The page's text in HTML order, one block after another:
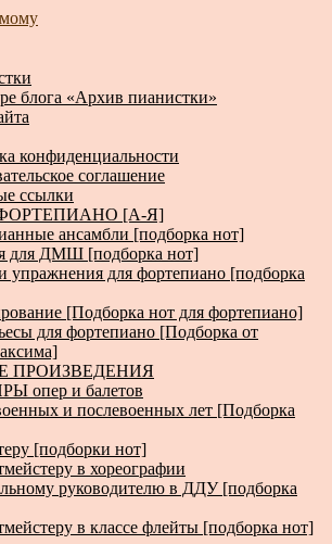
книги, музыка, статьи…
блога «Архив пианистки»
конфиденциальности
соглашение
ссылки
[А-Я]
ансамбли [подборка нот]
для ДМШ [подборка нот]
упражнения для фортепиано [подборка
[Подборка нот для фортепиано]
для фортепиано [Подборка от
ПРОИЗВЕДЕНИЯ
опер и балетов
и послевоенных лет [Подборка
[подборки нот]
в хореографии
руководителю в ДДУ [подборка
в классе флейты [подборка нот]